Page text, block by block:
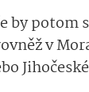
by potom
v